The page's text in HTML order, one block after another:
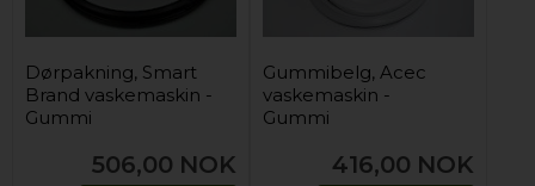
Dørpakning, Smart
Brand vaskemaskin -
Gummi
506,00 NOK
Gummibelg, Acec
vaskemaskin -
Gummi
416,00 NOK